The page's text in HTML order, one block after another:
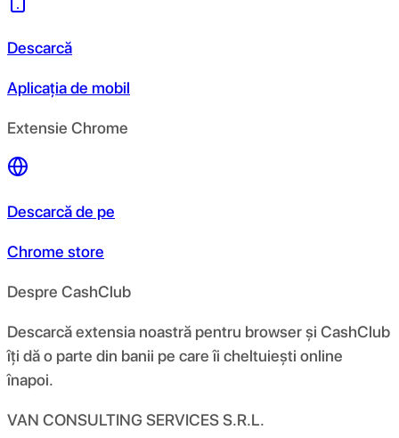
Descarcă
Aplicația de mobil
Extensie Chrome
Descarcă de pe
Chrome store
Despre CashClub
Descarcă extensia noastră pentru browser și CashClub
îți dă o parte din banii pe care îi cheltuiești online
înapoi.
VAN CONSULTING SERVICES S.R.L.